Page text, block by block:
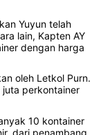
Yuyun telah
lain, Kapten AY
dengan harga
oleh Letkol Purn.
perkontainer
10 kontainer